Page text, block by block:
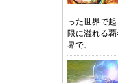
った世界で
限に溢れる
界で、